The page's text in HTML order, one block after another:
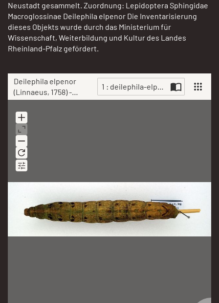
Deilephila elpenor
(Linnaeus, 1758) -
Raupe, Mittlerer
Weinschwärmer
1 : deilephila-elpenor-linnaeus-
Scan
Neustadt gesammelt. Zuordnung: Lepidoptera Sphingidae
Macroglossinae Deilephila elpenor Die Inventarisierung
dieses Objekts wurde durch das Ministerium für
Wissenschaft, Weiterbildung und Kultur des Landes
Rheinland-Pfalz gefördert.